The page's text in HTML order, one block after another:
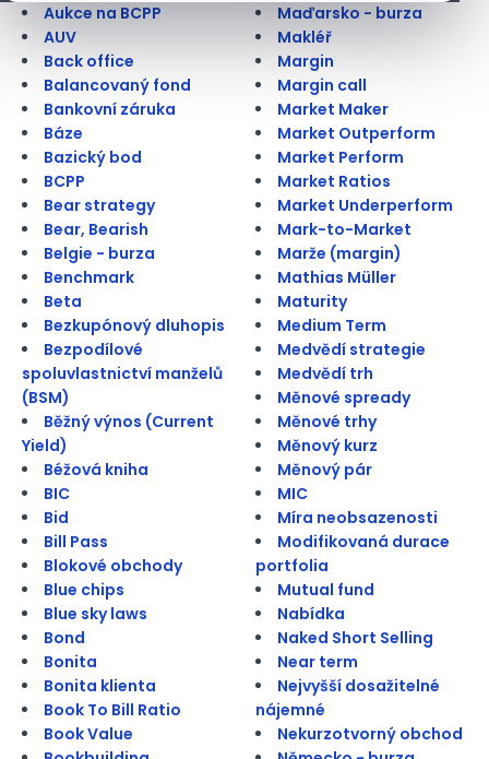
Aukce na BCPP
AUV
Back office
Balancovaný fond
Bankovní záruka
Báze
Bazický bod
BCPP
Bear strategy
Bear, Bearish
Belgie - burza
Benchmark
Beta
Bezkupónový dluhopis
Bezpodílové
spoluvlastnictví manželů
(BSM)
Běžný výnos (Current
Yield)
Béžová kniha
BIC
Bid
Bill Pass
Blokové obchody
Blue chips
Blue sky laws
Bond
Bonita
Bonita klienta
Book To Bill Ratio
Book Value
Maďarsko - burza
Makléř
Margin
Margin call
Market Maker
Market Outperform
Market Perform
Market Ratios
Market Underperform
Mark-to-Market
Marže (margin)
Mathias Müller
Maturity
Medium Term
Medvědí strategie
Medvědí trh
Měnové spready
Měnové trhy
Měnový kurz
Měnový pár
MIC
Míra neobsazenosti
Modifikovaná durace
portfolia
Mutual fund
Nabídka
Naked Short Selling
Near term
Nejvyšší dosažitelné
nájemné
Nekurzotvorný obchod